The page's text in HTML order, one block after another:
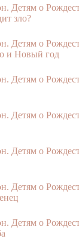
Детям о
зло?
Детям о
и Новый год
Детям о
Детям о
Детям о
Детям о
Детям о